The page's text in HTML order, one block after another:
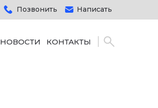
Позвонить Написать
НОВОСТИ КОНТАКТЫ